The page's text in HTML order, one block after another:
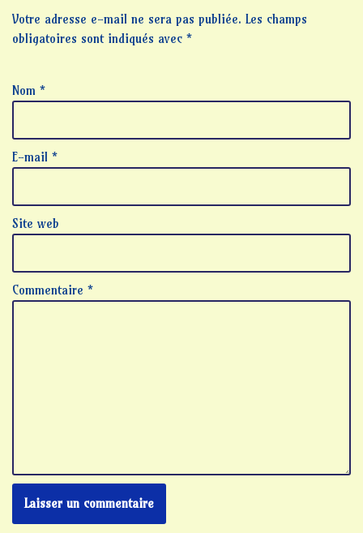
Votre adresse e-mail ne sera pas publiée. Les champs
obligatoires sont indiqués avec *
Nom *
E-mail *
Site web
Commentaire *